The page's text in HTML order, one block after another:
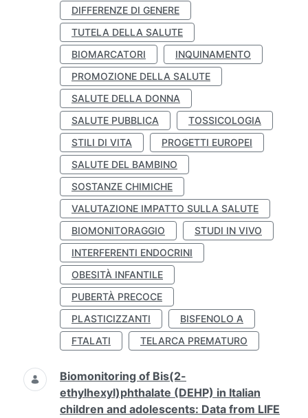
DIFFERENZE DI GENERE
TUTELA DELLA SALUTE
BIOMARCATORI
INQUINAMENTO
PROMOZIONE DELLA SALUTE
SALUTE DELLA DONNA
SALUTE PUBBLICA
TOSSICOLOGIA
STILI DI VITA
PROGETTI EUROPEI
SALUTE DEL BAMBINO
SOSTANZE CHIMICHE
VALUTAZIONE IMPATTO SULLA SALUTE
BIOMONITORAGGIO
STUDI IN VIVO
INTERFERENTI ENDOCRINI
OBESITÀ INFANTILE
PUBERTÀ PRECOCE
PLASTICIZZANTI
BISFENOLO A
FTALATI
TELARCA PREMATURO
Biomonitoring of Bis(2-
ethylhexyl)phthalate (DEHP) in Italian
children and adolescents: Data from LIFE